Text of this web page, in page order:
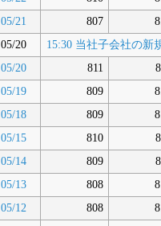
05/21
807
05/20
15:30 当社子会社の新
05/20
811
05/19
809
05/18
809
05/15
810
05/14
809
05/13
808
05/12
808